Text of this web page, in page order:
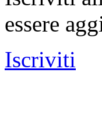
essere
Iscriviti